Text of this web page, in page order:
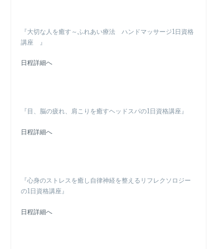
『大切な人を癒す～ふれあい療法 ハンドマッサージ1日資格
講座 』
日程詳細へ
『目、脳の疲れ、肩こりを癒すヘッドスパの1日資格講座』
日程詳細へ
『心身のストレスを癒し自律神経を整えるリフレクソロジー
の1日資格講座』
日程詳細へ